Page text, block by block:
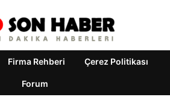
Firma Rehberi Çerez Politikası
Forum